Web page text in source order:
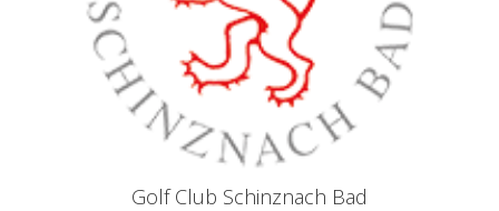
Golf Club Schinznach Bad